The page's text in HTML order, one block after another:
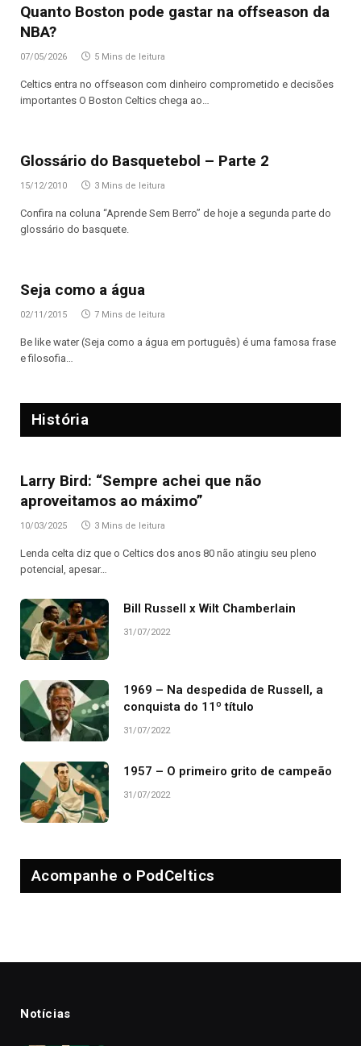
Quanto Boston pode gastar na offseason da
NBA?
07/05/2026 5 Mins de leitura
Celtics entra no offseason com dinheiro comprometido e decisões
importantes O Boston Celtics chega ao…
Glossário do Basquetebol – Parte 2
15/12/2010 3 Mins de leitura
Confira na coluna “Aprende Sem Berro” de hoje a segunda parte do
glossário do basquete.
Seja como a água
02/11/2015 7 Mins de leitura
Be like water (Seja como a água em português) é uma famosa frase
e filosofia…
História
Larry Bird: “Sempre achei que não
aproveitamos ao máximo”
10/03/2025 3 Mins de leitura
Lenda celta diz que o Celtics dos anos 80 não atingiu seu pleno
potencial, apesar…
Bill Russell x Wilt Chamberlain
31/07/2022
1969 – Na despedida de Russell, a
conquista do 11º título
31/07/2022
1957 – O primeiro grito de campeão
31/07/2022
Acompanhe o PodCeltics
Notícias